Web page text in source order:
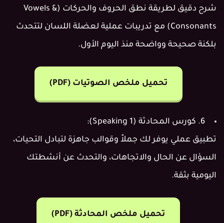
شرح دقيق لطريقة نطق الحروف والحركات (Vowels &
Consonants) مع تدريبات عملية لعضلة اللسان لتتحدث
بلكنة صحيحة وواضحة منذ اليوم الأول.
تحميل ملخص الصوتيات (PDF)
6. كورس المحادثة (Speaking 1):
تطبيق عملي يوفر لك جملاً وقوالب جاهزة لتبادل التحيات،
السؤال عن الحال والاتجاهات، والتحدث عن أنشطتك
اليومية بثقة.
تحميل ملخص المحادثة (PDF)